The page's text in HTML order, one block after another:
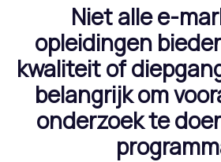
Niet alle e-
opleidingen
kwaliteit of
belangrijk om
onderzoek te